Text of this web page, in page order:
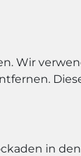
Wir
in